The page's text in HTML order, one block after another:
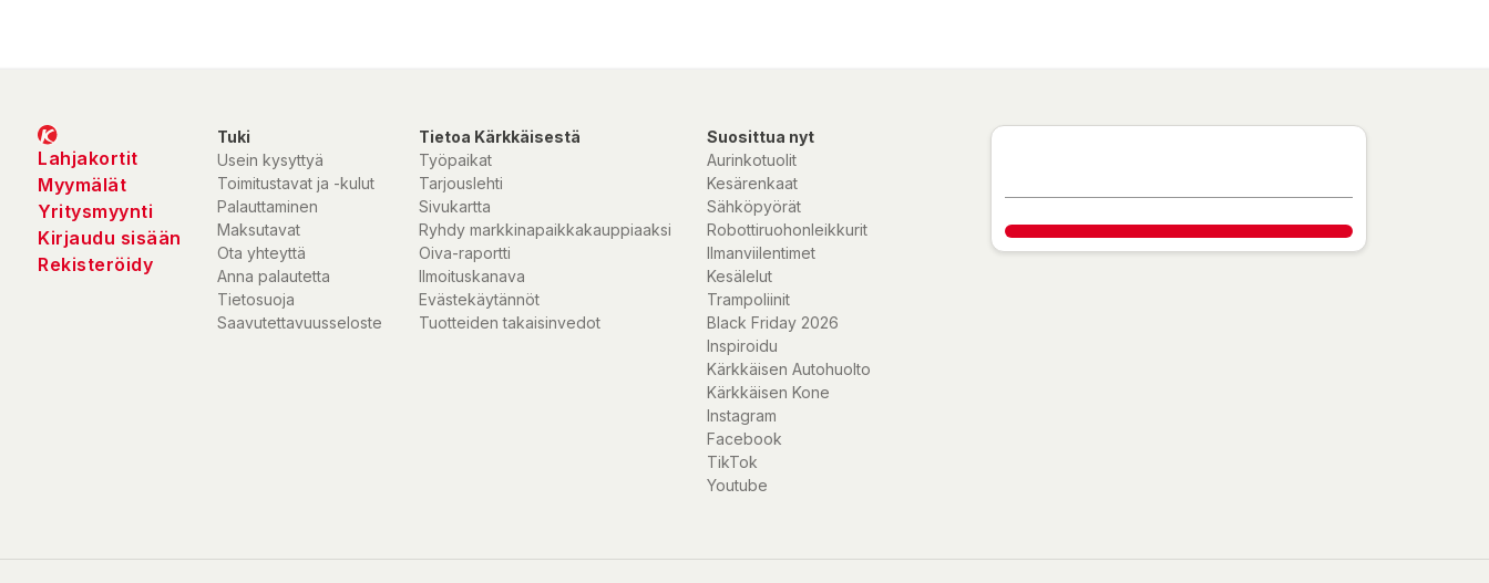
Lahjakortit
Myymälät
Yritysmyynti
Kirjaudu sisään
Rekisteröidy
Tuki
Usein kysyttyä
Toimitustavat ja -kulut
Palauttaminen
Maksutavat
Ota yhteyttä
Anna palautetta
Tietosuoja
Saavutettavuusseloste
Tietoa Kärkkäisestä
Työpaikat
Tarjouslehti
Sivukartta
Ryhdy markkinapaikkakauppiaaksi
Oiva-raportti
Ilmoituskanava
Evästekäytännöt
Tuotteiden takaisinvedot
Suosittua nyt
Aurinkotuolit
Kesärenkaat
Sähköpyörät
Robottiruohonleikkurit
Ilmanviilentimet
Kesälelut
Trampoliinit
Black Friday 2026
Inspiroidu
Kärkkäisen Autohuolto
Kärkkäisen Kone
Instagram
Facebook
TikTok
Youtube